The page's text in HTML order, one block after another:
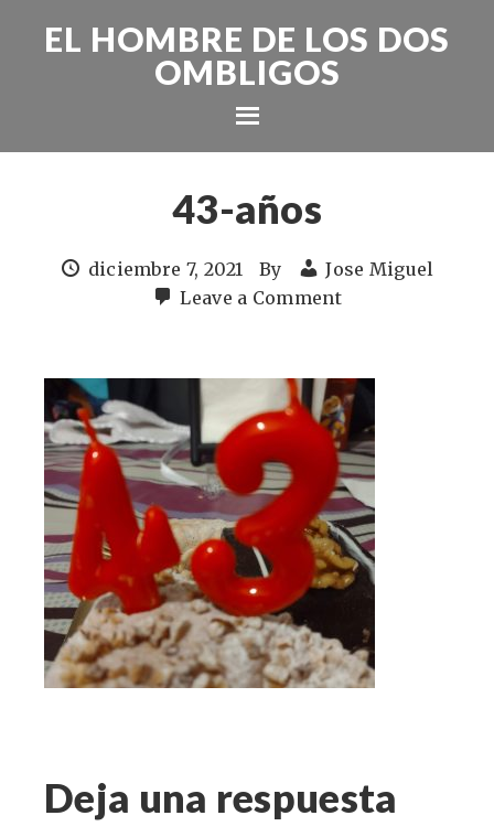
EL HOMBRE DE LOS DOS
OMBLIGOS
43-años
diciembre 7, 2021 By
Jose Miguel
Leave a Comment
Deja una respuesta